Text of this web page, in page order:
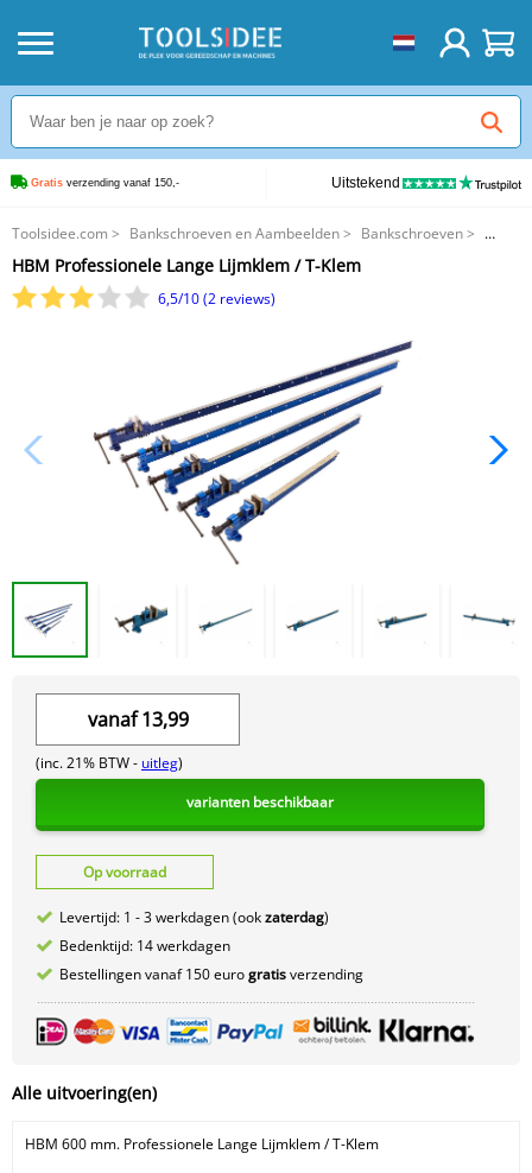
Gratis verzending vanaf 150,- Uitstekend
Toolsidee.com > Bankschroeven en Aambeelden> Bankschroeven>
HBM Professionele Lange Lijmklem / T-Klem
HBM Professionele Lange Lijmklem / T-Klem
6,5/10 (2 reviews)
vanaf13,99
(inc. 21% BTW - uitleg)
varianten beschikbaar
Op voorraad
Levertijd: 1 - 3 werkdagen (ookzaterdag)
Bedenktijd: 14 werkdagen
Bestellingen vanaf 150 eurogratisverzending
Alle uitvoering(en)
HBM 600 mm. Professionele Lange Lijmklem / T-Klem